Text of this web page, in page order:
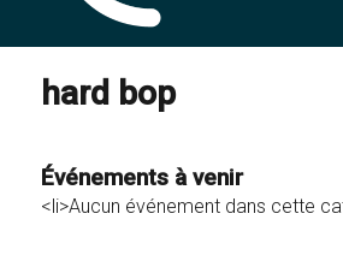
hard bop
Événements à venir
<li>Aucun événement dans cette